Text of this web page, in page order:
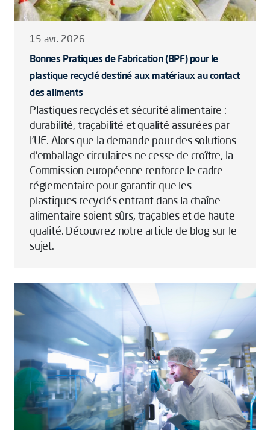
15 avr. 2026
Bonnes Pratiques de Fabrication (BPF) pour le
plastique recyclé destiné aux matériaux au contact
des aliments
Plastiques recyclés et sécurité alimentaire :
durabilité, traçabilité et qualité assurées par
l’UE. Alors que la demande pour des solutions
d'emballage circulaires ne cesse de croître, la
Commission européenne renforce le cadre
réglementaire pour garantir que les
plastiques recyclés entrant dans la chaîne
alimentaire soient sûrs, traçables et de haute
qualité. Découvrez notre article de blog sur le
sujet.